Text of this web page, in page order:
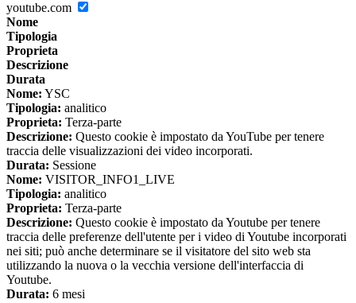
youtube.com
Nome
Tipologia
Proprieta
Descrizione
Durata
Nome: YSC
Tipologia: analitico
Proprieta: Terza-parte
Descrizione: Questo cookie è impostato da YouTube per tenere
traccia delle visualizzazioni dei video incorporati.
Durata: Sessione
Nome: VISITOR_INFO1_LIVE
Tipologia: analitico
Proprieta: Terza-parte
Descrizione: Questo cookie è impostato da Youtube per tenere
traccia delle preferenze dell'utente per i video di Youtube incorporati
nei siti; può anche determinare se il visitatore del sito web sta
utilizzando la nuova o la vecchia versione dell'interfaccia di
Youtube.
Durata: 6 mesi